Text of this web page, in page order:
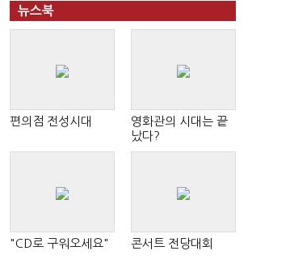
뉴스북
편의점 전성시대
영화관의 시대는 끝
났다?
"CD로 구워오세요" 콘서트 전당대회